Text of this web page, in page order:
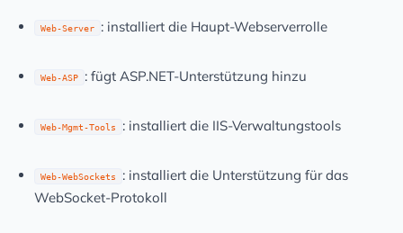
Web-Server : installiert die Haupt-Webserverrolle
Web-ASP : fügt ASP.NET-Unterstützung hinzu
Web-Mgmt-Tools : installiert die IIS-Verwaltungstools
Web-WebSockets
: installiert die Unterstützung für das
WebSocket-Protokoll